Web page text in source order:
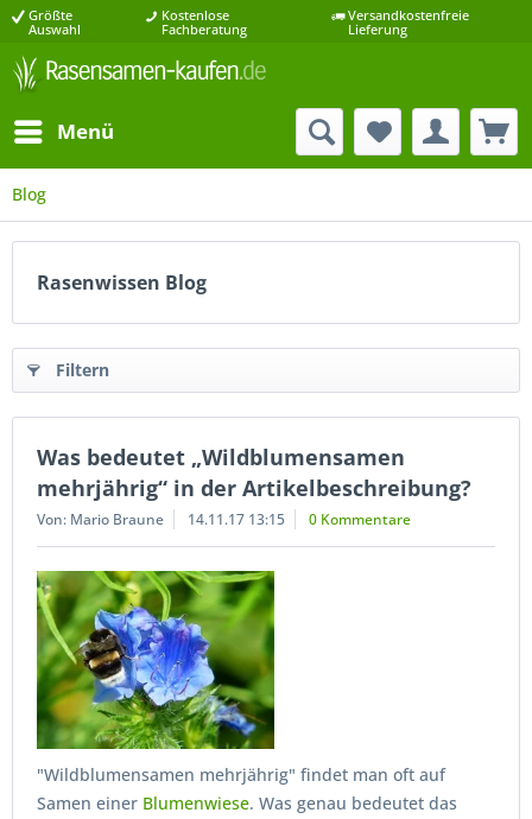
Größte
Auswahl
Kostenlose
Fachberatung
Versandkostenfreie
Lieferung
Menü
Blog
Rasenwissen Blog
Filtern
Was bedeutet „Wildblumensamen
mehrjährig“ in der Artikelbeschreibung?
Von: Mario Braune 14.11.17 13:15 0 Kommentare
"Wildblumensamen mehrjährig" findet man oft auf
Samen einer Blumenwiese. Was genau bedeutet das